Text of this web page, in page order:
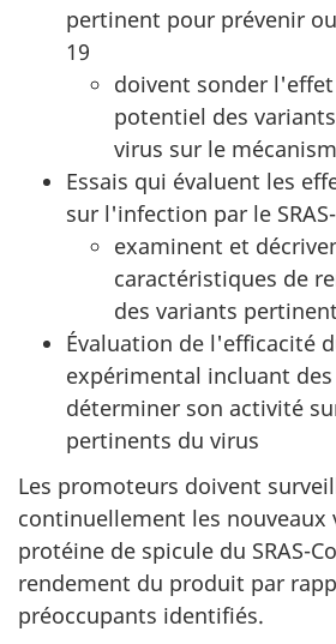
pertinent pour prévenir
19
doivent sonder
potentiel des
virus sur le
Essais qui évaluent les
sur l'infection par le
examinent et
caractéristiques de
des variants
Évaluation de l'efficacité
expérimental incluant
déterminer son activité
pertinents du virus
Les promoteurs doivent
continuellement les nouveaux
protéine de spicule du SRAS-
rendement du produit par
préoccupants identifiés.